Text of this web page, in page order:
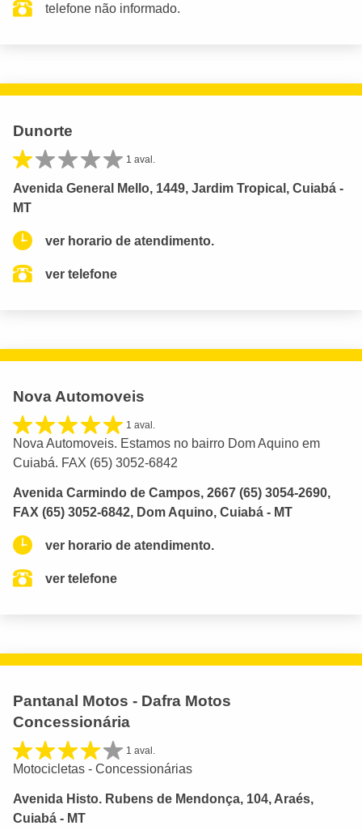
telefone não informado.
Dunorte
1 aval.
Avenida General Mello, 1449, Jardim Tropical, Cuiabá -
MT
ver horario de atendimento.
ver telefone
Nova Automoveis
1 aval.
Nova Automoveis. Estamos no bairro Dom Aquino em
Cuiabá. FAX (65) 3052-6842
Avenida Carmindo de Campos, 2667 (65) 3054-2690,
FAX (65) 3052-6842, Dom Aquino, Cuiabá - MT
ver horario de atendimento.
ver telefone
Pantanal Motos - Dafra Motos
Concessionária
1 aval.
Motocicletas - Concessionárias
Avenida Histo. Rubens de Mendonça, 104, Araés,
Cuiabá - MT